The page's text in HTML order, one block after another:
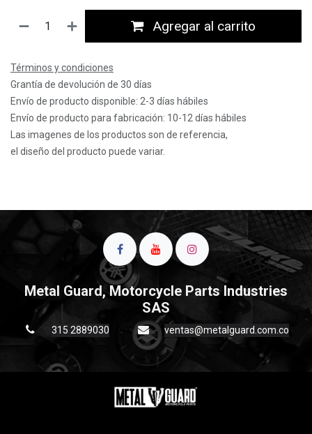
Agregar al carrito
Términos y condiciones
Grantía de devolución de 30 días
Envío de producto disponible: 2-3 días hábiles
Envío de producto para fabricación: 10-12 días hábiles
Las imagenes de los productos son de referencia,
el diseño del producto puede variar.
Metal Guard, Motorcycle Parts Industries
SAS
315 2889030 ventas@metalguard.com.co